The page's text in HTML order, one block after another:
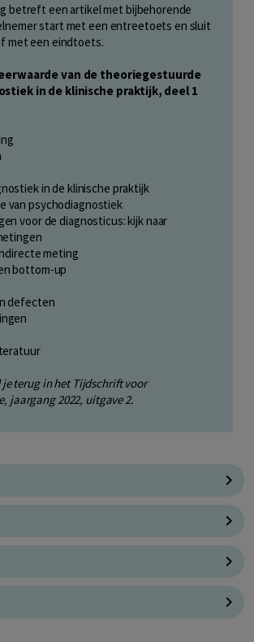
betreft een artikel met bijbehorende
start met een entreetoets en sluit
met een eindtoets.
van de theoriegestuurde
in de klinische praktijk, deel 1
in de klinische praktijk
van psychodiagnostiek
voor de diagnosticus: kijk naar
meting
bottom-up
defecten
terug in het Tijdschrift voor
jaargang 2022, uitgave 2.